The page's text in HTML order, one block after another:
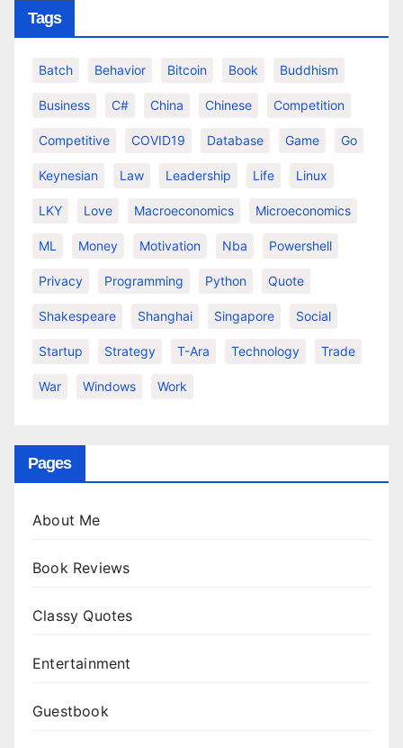
Tags
Batch Behavior Bitcoin Book Buddhism
Business C# China Chinese Competition
Competitive COVID19 Database Game Go
Keynesian Law Leadership Life Linux
LKY Love Macroeconomics Microeconomics
ML Money Motivation Nba Powershell
Privacy Programming Python Quote
Shakespeare Shanghai Singapore Social
Startup Strategy T-Ara Technology Trade
War Windows Work
Pages
About Me
Book Reviews
Classy Quotes
Entertainment
Guestbook